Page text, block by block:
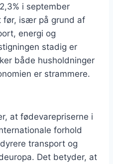
i september
før, især på grund af
energi og
stadig er
både husholdninger
er strammere.
at fødevarepriserne i
forhold
transport og
Det betyder, at